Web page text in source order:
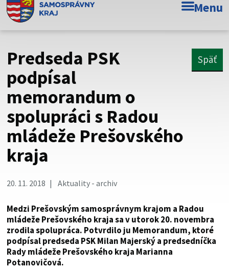
Toto je oficiálna webová stránka Prešovského
Táto stránka je zabezpečená
Buďte pozorní a vždy sa uistite, že zdieľate informácie iba
cez zabezpečenú webovú stránku. Zabezpečená stránka
vždy začína https:// pred názvom domény webového sídla.
Menu
Predseda PSK
podpísal
memorandum o
spolupráci s Radou
mládeže Prešovského
kraja
Späť
20. 11. 2018 Aktuality - archiv
Medzi Prešovským samosprávnym krajom a Radou
mládeže Prešovského kraja sa v utorok 20. novembra
zrodila spolupráca. Potvrdilo ju Memorandum, ktoré
podpísal predseda PSK Milan Majerský a predsedníčka
Rady mládeže Prešovského kraja Marianna
Potanovičová.